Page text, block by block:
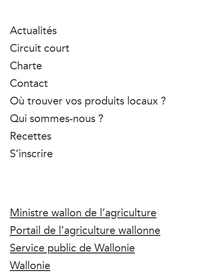
Actualités
Circuit court
Charte
Contact
Où trouver vos produits locaux ?
Qui sommes-nous ?
Recettes
S’inscrire
Ministre wallon de l’agriculture
Portail de l’agriculture wallonne
Service public de Wallonie
Wallonie